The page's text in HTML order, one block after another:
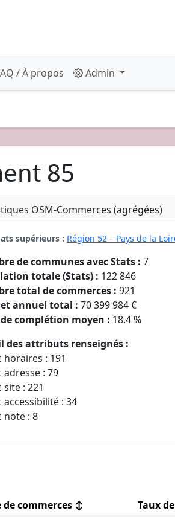
/ À propos Admin
85
OSM-Commerces (agrégées)
supérieurs : Région 52 – Pays de la
de communes avec Stats : 7
totale (Stats) : 122 846
total de commerces : 921
annuel total : 70 399 984 €
complétion moyen : 18.4 %
des attributs renseignés :
horaires : 191
adresse : 79
site : 221
accessibilité : 34
note : 8
de commerces ↕ Taux